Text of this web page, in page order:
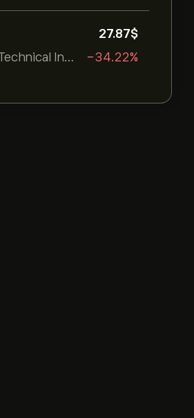
Universal Technical Institut
27.87‎$‎
-34.22%